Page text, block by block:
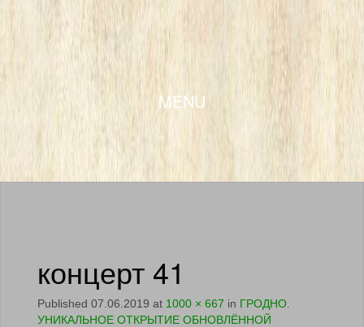
MENU
SKIP TO CONTENT
концерт 41
Published 07.06.2019 at 1000 × 667 in ГРОДНО.
УНИКАЛЬНОЕ ОТКРЫТИЕ ОБНОВЛЁННОЙ